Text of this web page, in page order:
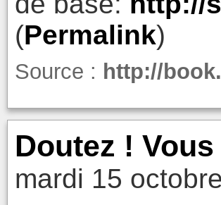
(Permalink)
Source : http://
Doutez !
mardi 15